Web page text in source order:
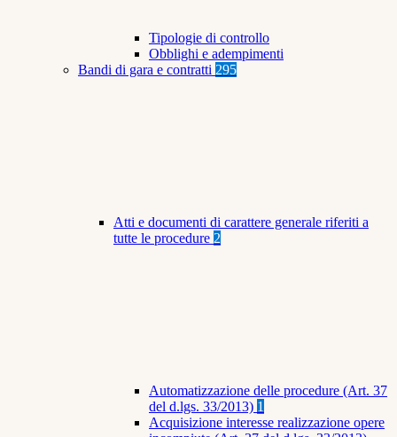
Tipologie di controllo
Obblighi e adempimenti
Bandi di gara e contratti 295
Atti e documenti di carattere generale riferiti a
tutte le procedure 2
Automatizzazione delle procedure (Art. 37
del d.lgs. 33/2013) 1
Acquisizione interesse realizzazione opere